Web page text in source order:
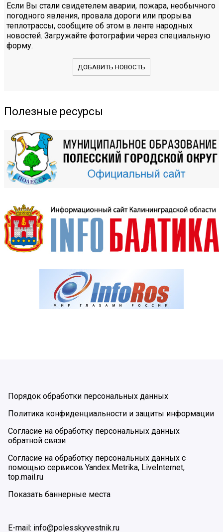
Если Вы стали свидетелем аварии, пожара, необычного
погодного явления, провала дороги или прорыва
теплотрассы, сообщите об этом в ленте народных
новостей. Загружайте фотографии через специальную
форму.
ДОБАВИТЬ НОВОСТЬ
Полезные ресурсы
Порядок обработки персональных данных
Политика конфиденциальности и защиты информации
Согласие на обработку персональных данных
обратной связи
Согласие на обработку персональных данных с
помощью сервисов Yandex.Metrika, LiveInternet,
top.mail.ru
Показать баннерные места
E-mail: info@polesskyvestnik.ru